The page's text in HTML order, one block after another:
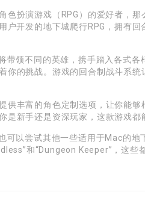
色扮演游戏（RPG）的爱好者，
户开发的地下城爬行RPG，拥有
带领不同的英雄，携手踏入各式
你的挑战。游戏的回合制战斗系
供丰富的角色定制选项，让你能
是新手还是资深玩家，这款游戏都
可以尝试其他一些适用于Mac的地
和“Dungeon Keeper”，这些